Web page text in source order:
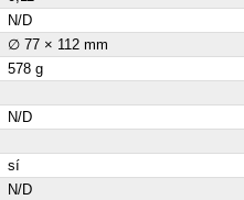
N/D
∅ 77 × 112 mm
578 g
N/D
sí
N/D